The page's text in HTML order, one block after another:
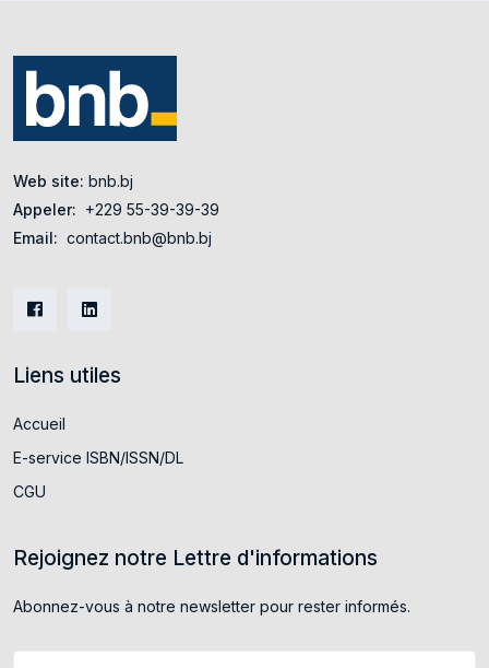
Web site: bnb.bj
Appeler: +229 55-39-39-39
Email: contact.bnb@bnb.bj
Liens utiles
Accueil
E-service ISBN/ISSN/DL
CGU
Rejoignez notre Lettre d'informations
Abonnez-vous à notre newsletter pour rester informés.